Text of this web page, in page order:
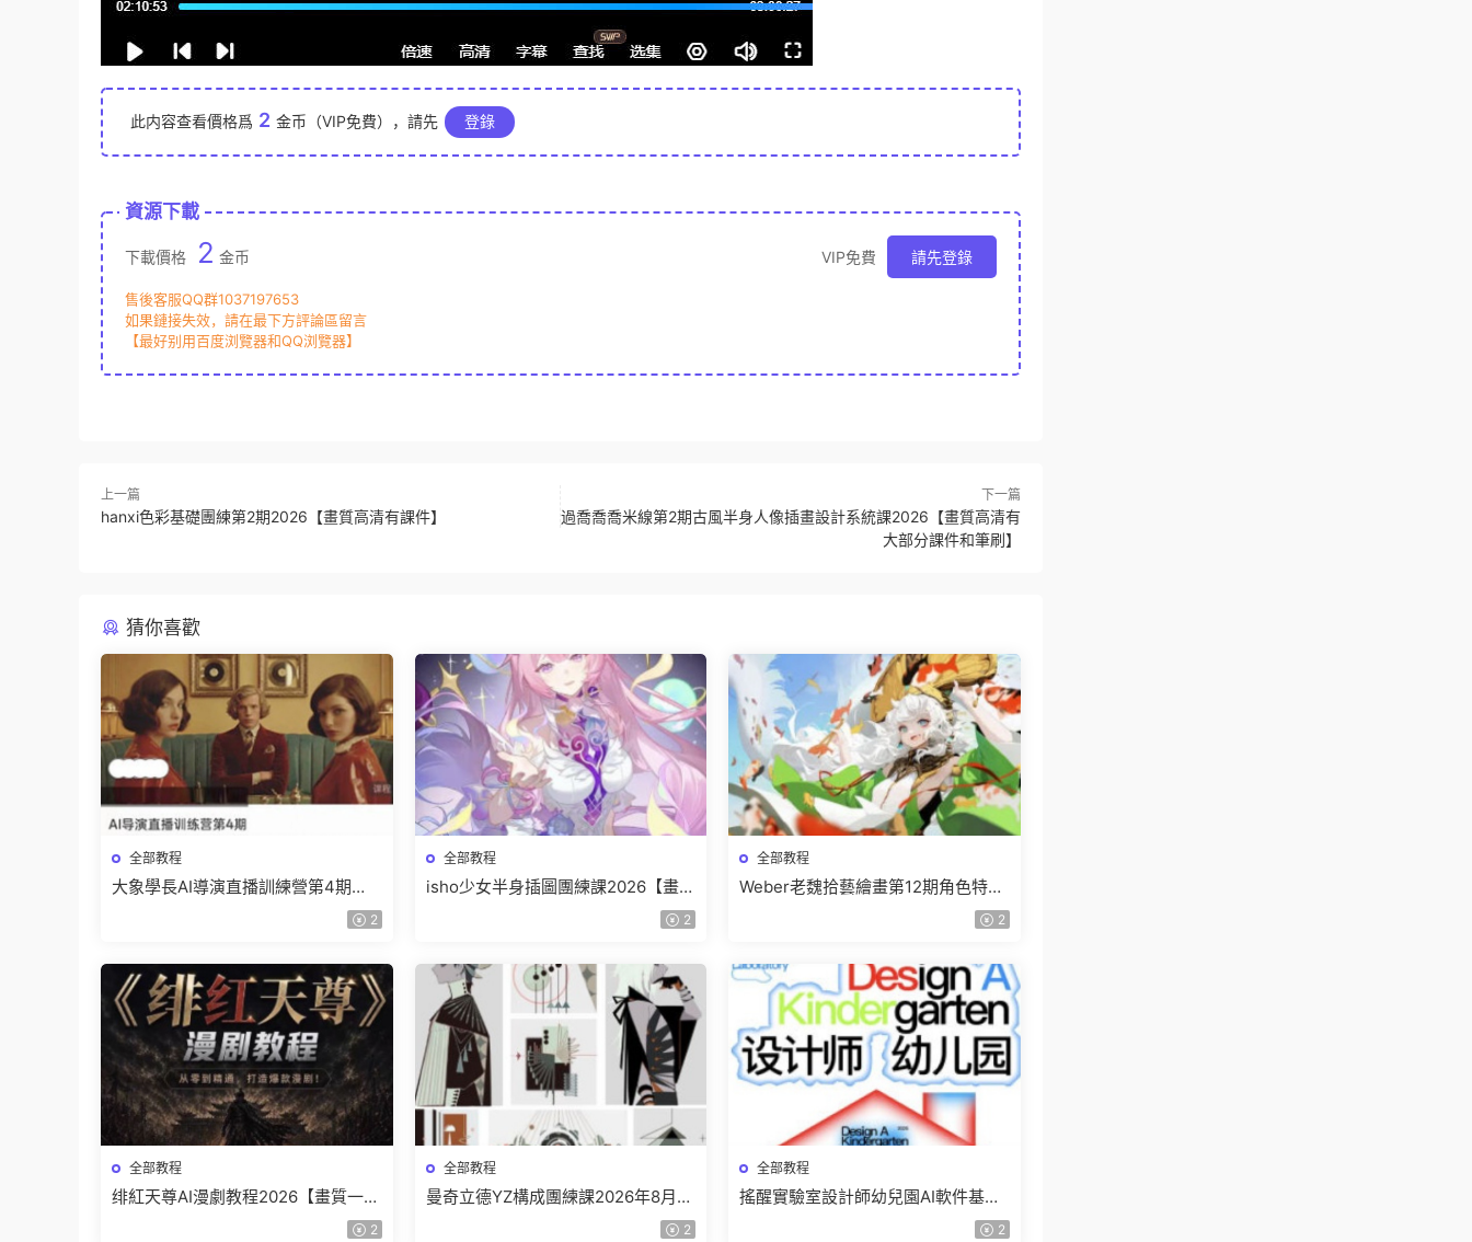
此内容查看價格爲 2 金币（VIP免費），請先 登錄
資源下載
下載價格 2 金币 VIP免費 請先登錄
售後客服QQ群1037197653
如果鏈接失效，請在最下方評論區留言
【最好别用百度浏覽器和QQ浏覽器】
上一篇
hanxi色彩基礎團練第2期2026【畫質高清有課件】
下一篇
過喬喬喬米線第2期古風半身人像插畫設計系統課2026【畫質高清有
大部分課件和筆刷】
猜你喜歡
全部教程
大象學長AI導演直播訓練營第4期
2
全部教程
isho少女半身插圖團練課2026【畫質
2
全部教程
Weber老魏拾藝繪畫第12期角色特訓
2
全部教程
绯紅天尊AI漫劇教程2026【畫質一般
2
全部教程
曼奇立德YZ構成團練課2026年8月已
2
全部教程
搖醒實驗室設計師幼兒園AI軟件基礎
2